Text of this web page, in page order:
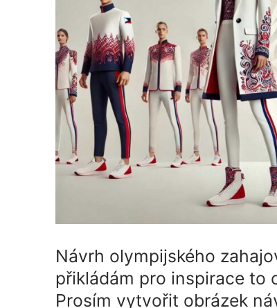
Návrh olympijského
přikládám pro inspirace to
Prosím vytvořit obrázek